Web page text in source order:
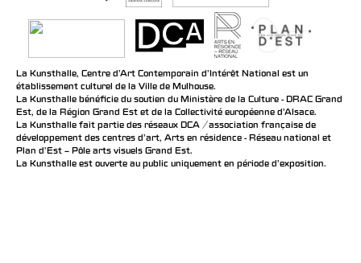
La Kunsthalle, Centre d’Art Contemporain d’Intérêt National est un
établissement culturel de la Ville de Mulhouse.
La Kunsthalle bénéficie du soutien du Ministère de la Culture - DRAC Grand
Est, de la Région Grand Est et de la Collectivité européenne d’Alsace.
La Kunsthalle fait partie des réseaux DCA / association française de
développement des centres d'art, Arts en résidence - Réseau national et
Plan d’Est – Pôle arts visuels Grand Est.
La Kunsthalle est ouverte au public uniquement en période d'exposition.